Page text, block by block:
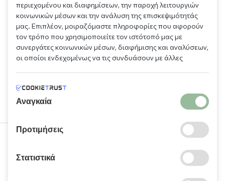
210 9709 100
περιεχομένου και διαφημίσεων, την παροχή λειτουργιών
κοινωνικών μέσων και την ανάλυση της επισκεψιμότητάς
μας. Επιπλέον, μοιραζόμαστε πληροφορίες που αφορούν
τον τρόπο που χρησιμοποιείτε τον ιστότοπό μας με
συνεργάτες κοινωνικών μέσων, διαφήμισης και αναλύσεων,
οι οποίοι ενδεχομένως να τις συνδυάσουν με άλλες
υπηρεσιών τους.
Αναγκαία
Προτιμήσεις
Στατιστικά